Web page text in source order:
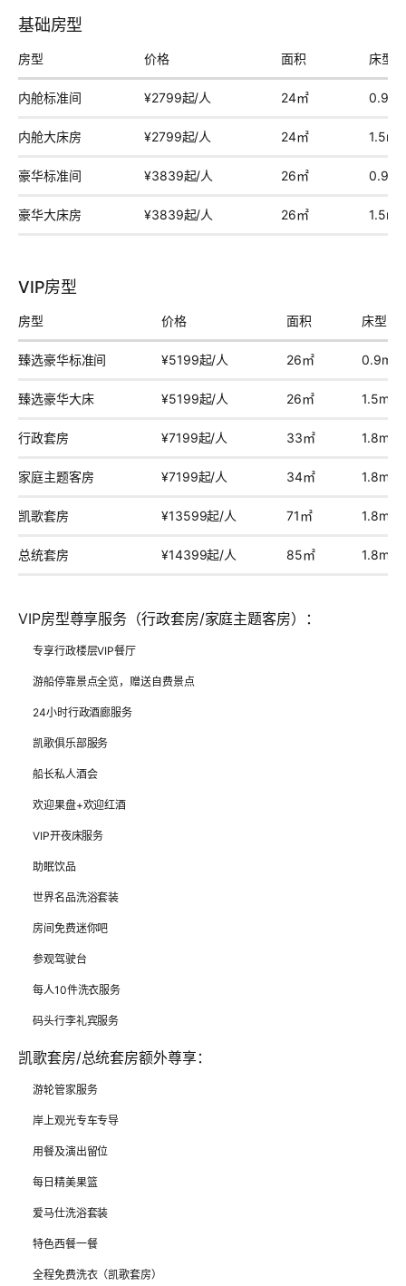
基础房型
房型 价格 面积 床型
内舱标准间 ¥2799起/人 24㎡
内舱大床房 ¥2799起/人 24㎡
豪华标准间 ¥3839起/人 26㎡
豪华大床房 ¥3839起/人 26㎡
VIP房型
房型 价格 面积 床型
臻选豪华标准间 ¥5199起/人 26㎡
臻选豪华大床 ¥5199起/人 26㎡
行政套房 ¥7199起/人 33㎡
家庭主题客房 ¥7199起/人 34㎡
凯歌套房 ¥13599起/人 71㎡
总统套房 ¥14399起/人 85㎡
VIP房型尊享服务 （行政套房/家庭主题客房）：
专享行政楼层VIP餐厅
游船停靠景点全览，赠送自费景点
24小时行政酒廊服务
凯歌俱乐部服务
船长私人酒会
欢迎果盘+欢迎红酒
VIP开夜床服务
助眠饮品
世界名品洗浴套装
房间免费迷你吧
参观驾驶台
每人10件洗衣服务
码头行李礼宾服务
凯歌套房/总统套房额外尊享：
游轮管家服务
岸上观光专车专导
用餐及演出留位
每日精美果篮
爱马仕洗浴套装
特色西餐一餐
全程免费洗衣（凯歌套房）